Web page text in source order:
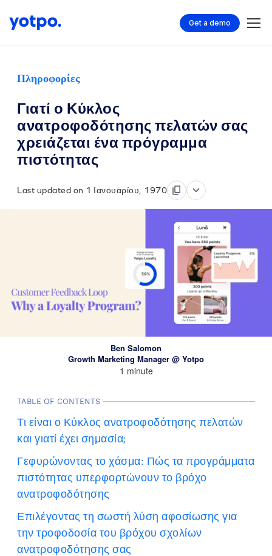
Get a demo
Πληροφορίες
Γιατί ο Κύκλος
ανατροφοδότησης πελατών σας
χρειάζεται ένα πρόγραμμα
πιστότητας
Last updated on 1 Ιανουαρίου, 1970
Ben Salomon
Growth Marketing Manager @ Yotpo
1 minute
TABLE OF CONTENTS
Τι είναι ο Κύκλος ανατροφοδότησης πελατών
και γιατί έχει σημασία;
Γεφυρώνοντας το χάσμα: Πώς τα προγράμματα
πιστότητας υπερφορτώνουν το βρόχο
ανατροφοδότησης
Επιλέγοντας τη σωστή λύση αφοσίωσης για
την τροφοδοσία του βρόχου σχολίων
ανατροφοδότησης σας